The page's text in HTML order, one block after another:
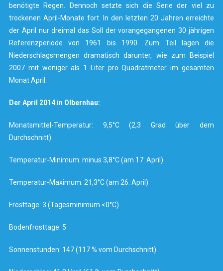
benötigte Regen. Dennoch setzte sich die Serie der viel zu
trockenen April-Monate fort. In den letzten 20 Jahren erreichte
der April nur dreimal das Soll der vorangegangenen 30 jährigen
Referenzperiode von 1961 bis 1990. Zum Teil lagen die
Niederschlagsmengen dramatisch darunter, wie zum Beispiel
2007 mit weniger als 1 Liter pro Quadratmeter im gesamten
Monat April.
Der April 2014 in Olbernhau:
Monatsmittel-Temperatur: 9,5°C (2,3 Grad über dem
Durchschnitt)
Temperatur-Minimum: minus 3,8°C (am 17. April)
Temperatur-Maximum: 21,3°C (am 26. April)
Frosttage: 3 (Tagesminimum <0°C)
Bodenfrosttage: 5
Sonnenstunden: 147 (117 % vom Durchschnitt)